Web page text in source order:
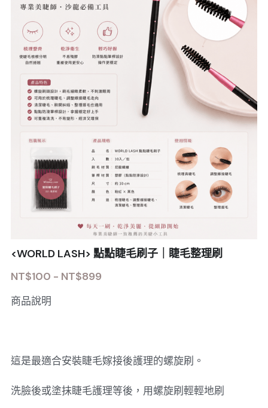
<WORLD LASH> 點點睫毛刷子｜睫毛整理刷
NT$100 - NT$899
商品說明
這是最適合安裝睫毛嫁接後護理的螺旋刷。
洗臉後或塗抹睫毛護理等後，用螺旋刷輕輕地刷